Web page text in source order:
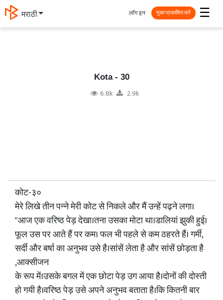
मराठी ☰
लॉग इन मुक्त प्रकाशित करें
Kota - 30
6.8k 2.9k
कोट-३०
मेरे लिखे तीन पन्ने मेरी कोट से निकले और मैं उन्हें पढ़ने लगा।
"आज एक वरिष्ठ पेड़ देखा।तना उसका मोटा था।डालियां झुकी हुई।
फूल उस पर आते हैं पर कम। फल भी पहले से कम ठहरते हैं। गर्मी,
सर्दी और बर्षा का अनुभव उसे है।सांसें लेता है और सांसें छोड़ता है
,आक्सीजन
के रूप में।उसके बगल में एक छोटा पेड़ उग आया है।दोनों की दोस्ती
हो गयी है।वरिष्ठ पेड़ उसे अपने अनुभव बताता है।कि कितनी बार